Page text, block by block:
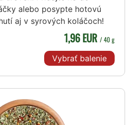
alebo posypte hotovú
aj v syrových koláčoch!
1,96 EUR / 40 g
Vybrať balenie